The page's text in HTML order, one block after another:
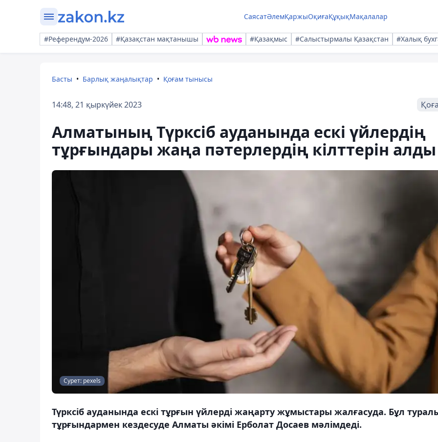
СаясатӘлемҚаржыОқиғаҚұқықМақалалар
#Референдум-2026 #Қазақстан мақтанышы #Қазақмыс #Салыстырмалы Қазақстан #Халық
Басты Барлық жаңалықтар Қоғам тынысы
14:48, 21 қыркүйек 2023
Алматының Түрксіб ауданында ескі үйлердің
тұрғындары жаңа пәтерлердің кілттерін алды
Сурет: pexels
Түрксіб ауданында ескі тұрғын үйлерді жаңарту жұмыстары жалғасуда. Бұл
тұрғындармен кездесуде Алматы әкімі Ерболат Досаев мәлімдеді.